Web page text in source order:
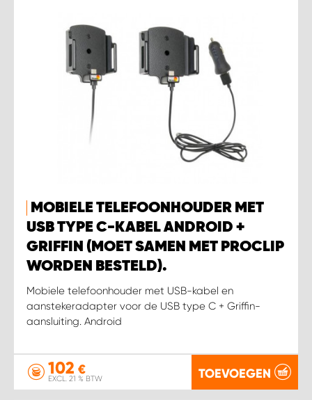
MOBIELE TELEFOONHOUDER MET
USB TYPE C-KABEL ANDROID +
GRIFFIN (MOET SAMEN MET PROCLIP
WORDEN BESTELD).
Mobiele telefoonhouder met USB-kabel en
aanstekeradapter voor de USB type C + Griffin-
aansluiting. Android
102 €
EXCL. 21 % BTW TOEVOEGEN